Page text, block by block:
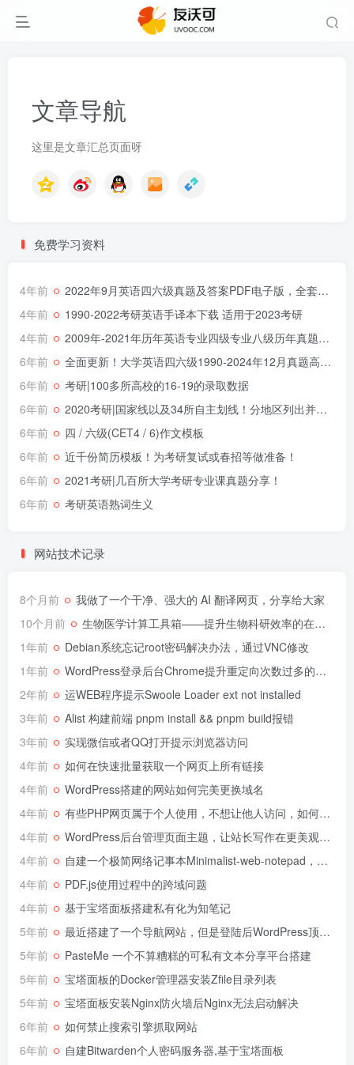
文章导航
这里是文章汇总页面呀
免费学习资料
4年前
2022年9月英语四六级真题及答案PDF电子版，全套完整版更新
4年前
1990-2022考研英语手译本下载 适用于2023考研
4年前
2009年-2021年历年英语专业四级专业八级历年真题解析
6年前
全面更新！大学英语四六级1990-2024年12月真题高清PDF版本！无水印！包含详细答案解析，听力音频！
6年前
考研|100多所高校的16-19的录取数据
6年前
2020考研|国家线以及34所自主划线！分地区列出并附官网！
6年前
四 / 六级(CET4 / 6)作文模板
6年前
近千份简历模板！为考研复试或春招等做准备！
6年前
2021考研|几百所大学考研专业课真题分享！
6年前
考研英语熟词生义
网站技术记录
8个月前
我做了一个干净、强大的 AI 翻译网页，分享给大家
10个月前
生物医学计算工具箱——提升生物科研效率的在线网页
1年前
Debian系统忘记root密码解决办法，通过VNC修改
1年前
WordPress登录后台Chrome提升重定向次数过多的解决办法
2年前
运WEB程序提示Swoole Loader ext not installed
3年前
Alist 构建前端 pnpm install && pnpm build报错
3年前
实现微信或者QQ打开提示浏览器访问
4年前
如何在快速批量获取一个网页上所有链接
4年前
WordPress搭建的网站如何完美更换域名
4年前
有些PHP网页属于个人使用，不想让他人访问，如何设置密码呢？
4年前
WordPress后台管理页面主题，让站长写作在更美观的后台进行
4年前
自建一个极简网络记事本Minimalist-web-notepad，文本多设备传输
4年前
PDF.js使用过程中的跨域问题
4年前
基于宝塔面板搭建私有化为知笔记
5年前
最近搭建了一个导航网站，但是登陆后WordPress顶部黑条很难看，遂去除。
5年前
PasteMe 一个不算糟糕的可私有文本分享平台搭建
5年前
宝塔面板的Docker管理器安装Zfile目录列表
5年前
宝塔面板安装Nginx防火墙后Nginx无法启动解决
6年前
如何禁止搜索引擎抓取网站
6年前
自建Bitwarden个人密码服务器,基于宝塔面板